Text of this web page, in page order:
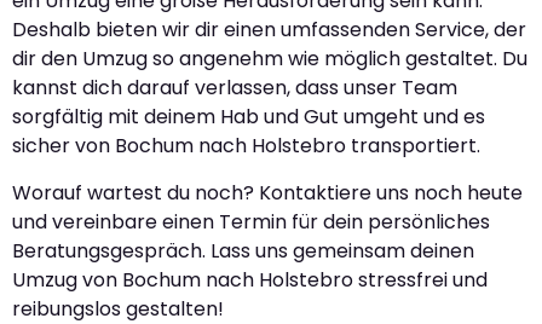
Deshalb bieten wir dir einen umfassenden Service, der
dir den Umzug so angenehm wie möglich gestaltet. Du
kannst dich darauf verlassen, dass unser Team
sorgfältig mit deinem Hab und Gut umgeht und es
sicher von Bochum nach Holstebro transportiert.
Worauf wartest du noch? Kontaktiere uns noch heute
und vereinbare einen Termin für dein persönliches
Beratungsgespräch. Lass uns gemeinsam deinen
Umzug von Bochum nach Holstebro stressfrei und
reibungslos gestalten!